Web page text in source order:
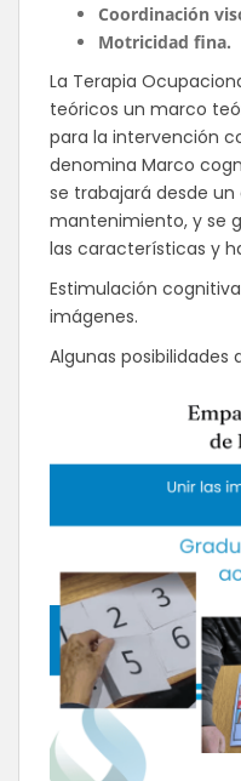
Coordinación
Motricidad fina.
La Terapia
teóricos un marco
para la intervención
denomina Marco
se trabajará desde
mantenimiento, y se
las características y
Estimulación
imágenes.
Algunas posibilidades